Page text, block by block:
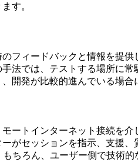
す。
フィードバックと情報を提
法では、テストする場所に
開発が比較的進んでいる場合
ートインターネット接続を
セッションを指示、支援、
ちろん、ユーザー側で技術